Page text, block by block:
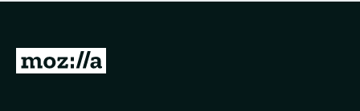
无
转